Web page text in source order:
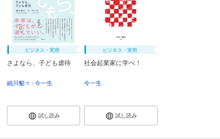
ビジネス・実用
さよなら、子ども虐待
細川貂々 今一生
試し読み
ビジネス・実用
社会起業家に学べ！
今一生
試し読み